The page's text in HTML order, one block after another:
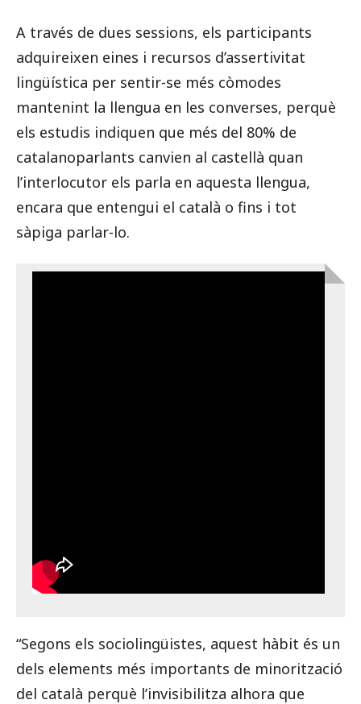
A través de dues sessions, els participants
adquireixen eines i recursos d’assertivitat
lingüística per sentir-se més còmodes
mantenint la llengua en les converses, perquè
els estudis indiquen que més del 80% de
catalanoparlants canvien al castellà quan
l’interlocutor els parla en aquesta llengua,
encara que entengui el català o fins i tot
sàpiga parlar-lo.
“Segons els sociolingüistes, aquest hàbit és un
dels elements més importants de minorització
del català perquè l’invisibilitza alhora que